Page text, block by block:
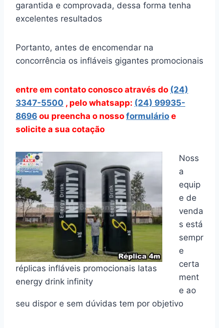
garantida e comprovada, dessa forma tenha
excelentes resultados
Portanto, antes de encomendar na
concorrência os infláveis gigantes promocionais
entre em contato conosco através do (24)
3347-5500 , pelo whatsapp: (24) 99935-
8696 ou preencha o nosso formulário e
solicite a sua cotação
réplicas infláveis promocionais latas
energy drink infinity
Noss
a
equip
e de
venda
s está
sempr
e
certa
ment
e ao
seu dispor e sem dúvidas tem por objetivo